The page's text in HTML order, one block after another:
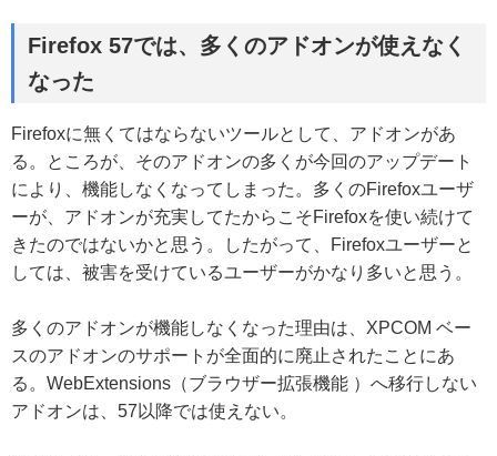
Firefox 57では、多くのアドオンが使えなく
なった
Firefoxに無くてはならないツールとして、アドオンがあ
る。ところが、そのアドオンの多くが今回のアップデート
により、機能しなくなってしまった。多くのFirefoxユーザ
ーが、アドオンが充実してたからこそFirefoxを使い続けて
きたのではないかと思う。したがって、Firefoxユーザーと
しては、被害を受けているユーザーがかなり多いと思う。
多くのアドオンが機能しなくなった理由は、XPCOM ベー
スのアドオンのサポートが全面的に廃止されたことにあ
る。WebExtensions（ブラウザー拡張機能 ）へ移行しない
アドオンは、57以降では使えない。